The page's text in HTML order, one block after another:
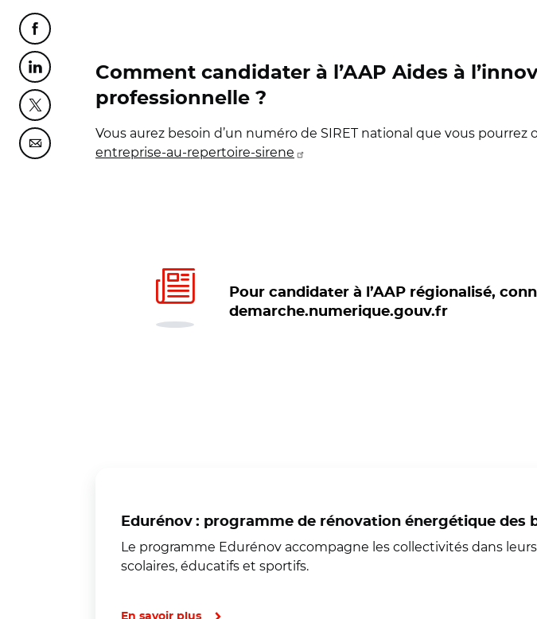
Partager cette page sur Facebook
Partager cette page sur Linkedin
Partager cette page sur Twitter
Partager cette page sur Courriel
Comment candidater à l’AAP Aides à
professionnelle ?
Vous aurez besoin d’un numéro de SIRET national que vous pourrez
entreprise-au-repertoire-sirene
Pour candidater à l’AAP régionalisé,
demarche.numerique.gouv.fr
Edurénov : programme de rénovation énergétique
Le programme Edurénov accompagne les collectivités dans
scolaires, éducatifs et sportifs.
En savoir plus